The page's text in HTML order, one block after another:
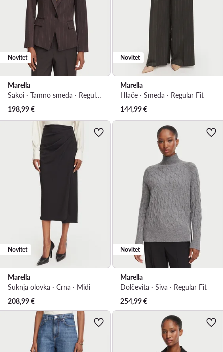
Novitet
Marella
Sakoi · Tamno smeđa · Regular Fit
198,99€
Novitet
Marella
Hlače · Smeđa · Regular Fit
144,99€
Novitet
Marella
Suknja olovka · Crna · Midi
208,99€
Novitet
Marella
Dolčevita · Siva · Regular Fit
254,99€